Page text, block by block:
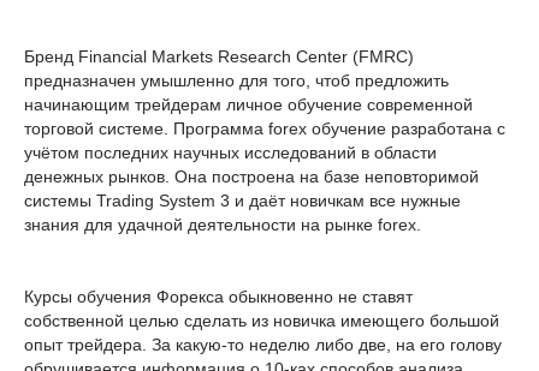
Бренд Financial Markets Research Center (FMRC)
предназначен умышленно для того, чтоб предложить
начинающим трейдерам личное обучение современной
торговой системе. Программа forex обучение разработана с
учётом последних научных исследований в области
денежных рынков. Она построена на базе неповторимой
системы Trading System 3 и даёт новичкам все нужные
знания для удачной деятельности на рынке forex.
Курсы обучения Форекса обыкновенно не ставят
собственной целью сделать из новичка имеющего большой
опыт трейдера. За какую-то неделю либо две, на его голову